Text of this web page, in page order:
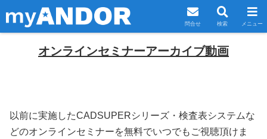
オンラインセミナーアーカイブ動画
以前に実施したCADSUPERシリーズ・検査表システムな
どのオンラインセミナーを無料でいつでもご視聴頂けま
問合せ 検索 メニュー